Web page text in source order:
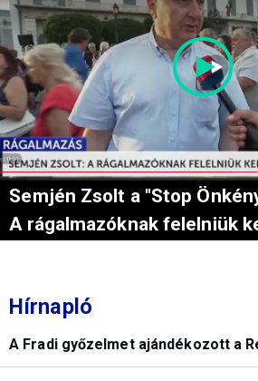
Semjén Zsolt a "Stop
A rágalmazóknak felelniük
Hírnapló
A Fradi győzelmet ajándékozott a